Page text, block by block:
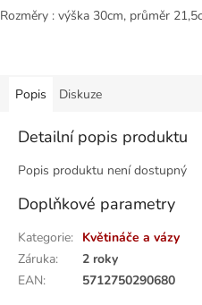
Rozměry : výška 30cm, průměr
Popis Diskuze
Detailní popis produktu
Popis produktu není dostupný
Doplňkové parametry
Kategorie: Květináče a vázy
Záruka:
2 roky
EAN: 5712750290680